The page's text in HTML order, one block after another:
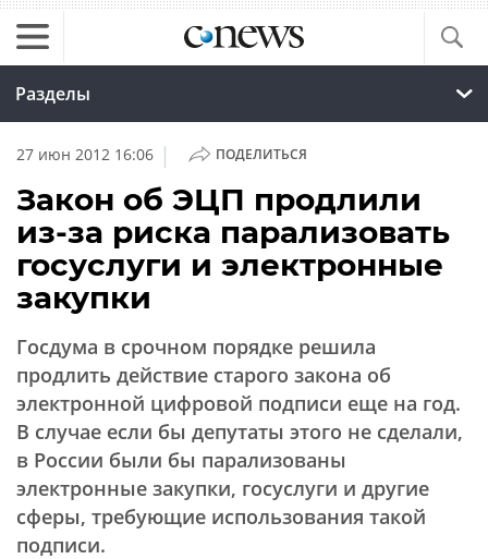
Разделы
27 июн 2012 16:06 | ПОДЕЛИТЬСЯ
Закон об ЭЦП продлили
из-за риска парализовать
госуслуги и электронные
закупки
Госдума в срочном порядке решила
продлить действие старого закона об
электронной цифровой подписи еще на год.
В случае если бы депутаты этого не сделали,
в России были бы парализованы
электронные закупки, госуслуги и другие
сферы, требующие использования такой
подписи.